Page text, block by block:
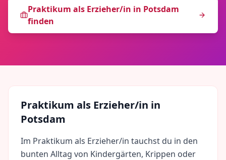
Praktikum als Erzieher/in in Potsdam
finden
Praktikum als Erzieher/in in
Potsdam
Im Praktikum als Erzieher/in tauchst du in den
bunten Alltag von Kindergärten, Krippen oder